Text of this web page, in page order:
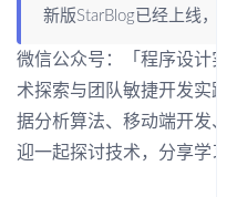
新版StarBlog已经上线，地
微信公众号：「程序设计实
术探索与团队敏捷开发实践
据分析算法、移动端开发、
迎一起探讨技术，分享学习